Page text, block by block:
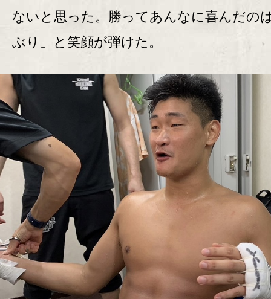
ないと思った。勝ってあんなに喜んだの
ぶり」と笑顔が弾けた。